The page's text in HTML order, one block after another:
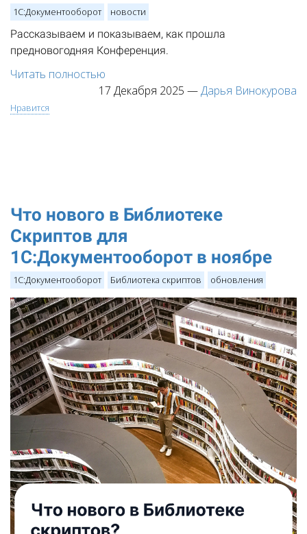
1С:Документооборот новости
Рассказываем и показываем, как прошла
предновогодняя Конференция.
Читать полностью
17 Декабря 2025 —Дарья Винокурова
Нравится
Что нового в Библиотеке
Скриптов для
1С:Документооборот в ноябре
1С:Документооборот Библиотека скриптов обновления